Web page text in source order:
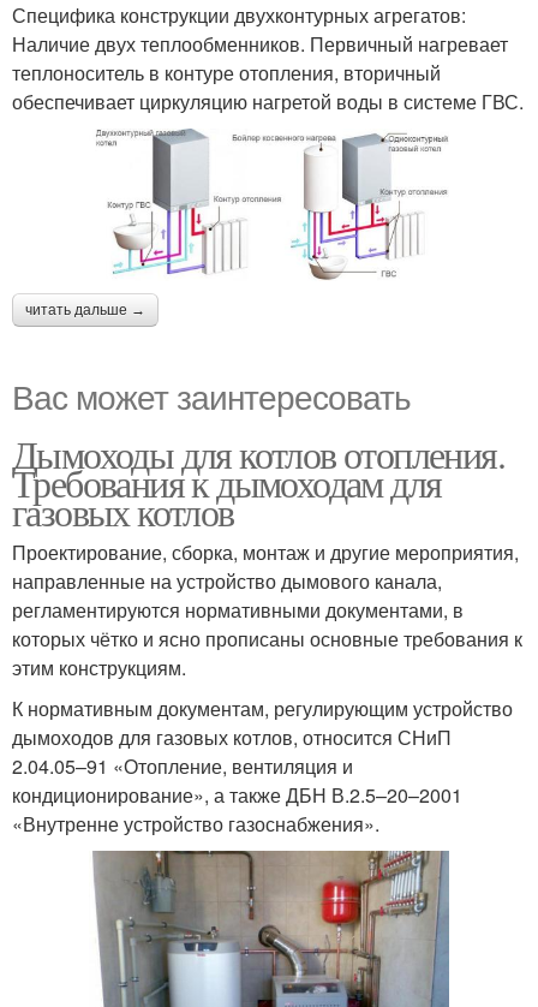
Специфика конструкции двухконтурных агрегатов:
Наличие двух теплообменников. Первичный нагревает
теплоноситель в контуре отопления, вторичный
обеспечивает циркуляцию нагретой воды в системе ГВС.
читать дальше →
Вас может заинтересовать
Дымоходы для котлов отопления.
Требования к дымоходам для
газовых котлов
Проектирование, сборка, монтаж и другие мероприятия,
направленные на устройство дымового канала,
регламентируются нормативными документами, в
которых чётко и ясно прописаны основные требования к
этим конструкциям.
К нормативным документам, регулирующим устройство
дымоходов для газовых котлов, относится СНиП
2.04.05–91 «Отопление, вентиляция и
кондиционирование», а также ДБН В.2.5–20–2001
«Внутренне устройство газоснабжения».